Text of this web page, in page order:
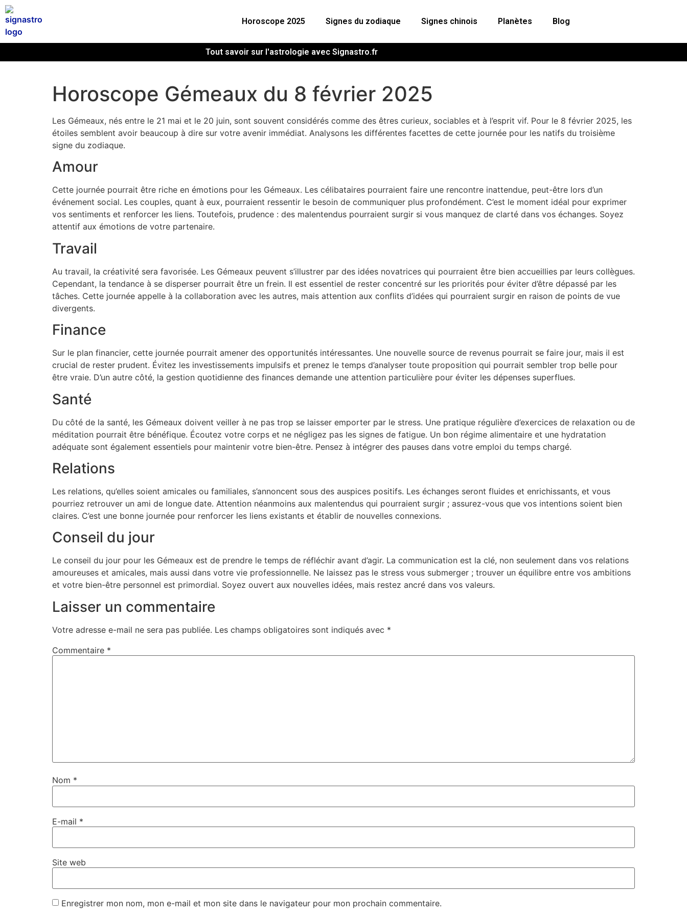
Horoscope 2025 Signes du zodiaque Signes chinois Planètes Blog
Tout savoir sur l'astrologie avec Signastro.fr
Horoscope Gémeaux du 8 février 2025
Les Gémeaux, nés entre le 21 mai et le 20 juin, sont souvent considérés comme des êtres curieux, sociables et à l’esprit vif. Pour le 8 février 2025, les
étoiles semblent avoir beaucoup à dire sur votre avenir immédiat. Analysons les différentes facettes de cette journée pour les natifs du troisième
signe du zodiaque.
Amour
Cette journée pourrait être riche en émotions pour les Gémeaux. Les célibataires pourraient faire une rencontre inattendue, peut-être lors d’un
événement social. Les couples, quant à eux, pourraient ressentir le besoin de communiquer plus profondément. C’est le moment idéal pour exprimer
vos sentiments et renforcer les liens. Toutefois, prudence : des malentendus pourraient surgir si vous manquez de clarté dans vos échanges. Soyez
attentif aux émotions de votre partenaire.
Travail
Au travail, la créativité sera favorisée. Les Gémeaux peuvent s’illustrer par des idées novatrices qui pourraient être bien accueillies par leurs collègues.
Cependant, la tendance à se disperser pourrait être un frein. Il est essentiel de rester concentré sur les priorités pour éviter d’être dépassé par les
tâches. Cette journée appelle à la collaboration avec les autres, mais attention aux conflits d’idées qui pourraient surgir en raison de points de vue
divergents.
Finance
Sur le plan financier, cette journée pourrait amener des opportunités intéressantes. Une nouvelle source de revenus pourrait se faire jour, mais il est
crucial de rester prudent. Évitez les investissements impulsifs et prenez le temps d’analyser toute proposition qui pourrait sembler trop belle pour
être vraie. D’un autre côté, la gestion quotidienne des finances demande une attention particulière pour éviter les dépenses superflues.
Santé
Du côté de la santé, les Gémeaux doivent veiller à ne pas trop se laisser emporter par le stress. Une pratique régulière d’exercices de relaxation ou de
méditation pourrait être bénéfique. Écoutez votre corps et ne négligez pas les signes de fatigue. Un bon régime alimentaire et une hydratation
adéquate sont également essentiels pour maintenir votre bien-être. Pensez à intégrer des pauses dans votre emploi du temps chargé.
Relations
Les relations, qu’elles soient amicales ou familiales, s’annoncent sous des auspices positifs. Les échanges seront fluides et enrichissants, et vous
pourriez retrouver un ami de longue date. Attention néanmoins aux malentendus qui pourraient surgir ; assurez-vous que vos intentions soient bien
claires. C’est une bonne journée pour renforcer les liens existants et établir de nouvelles connexions.
Conseil du jour
Le conseil du jour pour les Gémeaux est de prendre le temps de réfléchir avant d’agir. La communication est la clé, non seulement dans vos relations
amoureuses et amicales, mais aussi dans votre vie professionnelle. Ne laissez pas le stress vous submerger ; trouver un équilibre entre vos ambitions
et votre bien-être personnel est primordial. Soyez ouvert aux nouvelles idées, mais restez ancré dans vos valeurs.
Laisser un commentaire
Votre adresse e-mail ne sera pas publiée. Les champs obligatoires sont indiqués avec *
Commentaire *
Nom *
E-mail *
Site web
Enregistrer mon nom, mon e-mail et mon site dans le navigateur pour mon prochain commentaire.